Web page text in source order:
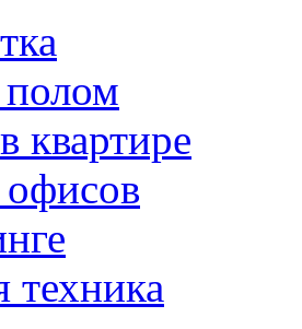
полом
квартире
техника